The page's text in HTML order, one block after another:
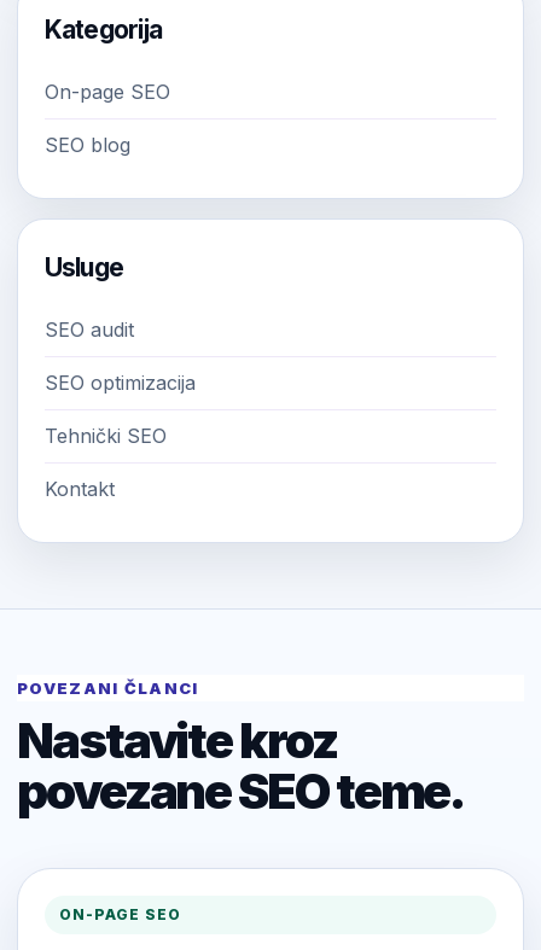
Kategorija
On-page SEO
SEO blog
Usluge
SEO audit
SEO optimizacija
Tehnički SEO
Kontakt
POVEZANI ČLANCI
Nastavite kroz
povezane SEO teme.
ON-PAGE SEO